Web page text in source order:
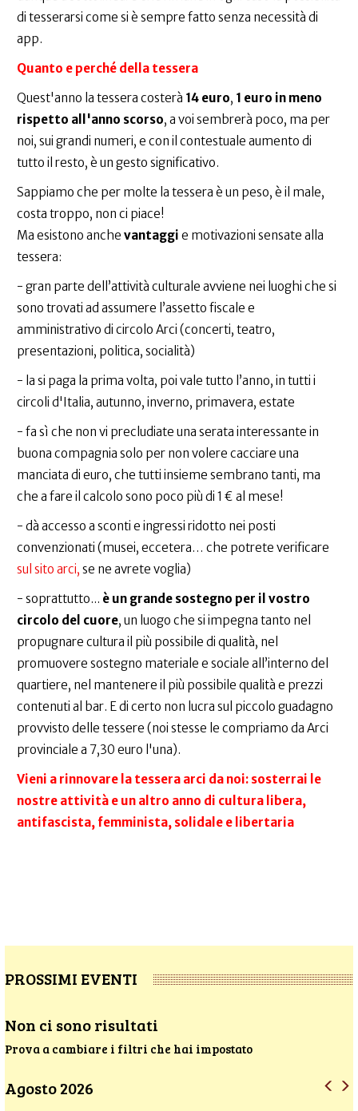
di tesserarsi come si è sempre fatto senza necessità di
app.
Quanto e perché della tessera
Quest'anno la tessera costerà 14 euro, 1 euro in meno
rispetto all'anno scorso, a voi sembrerà poco, ma per
noi, sui grandi numeri, e con il contestuale aumento di
tutto il resto, è un gesto significativo.
Sappiamo che per molte la tessera è un peso, è il male,
costa troppo, non ci piace!
Ma esistono anche vantaggi e motivazioni sensate alla
tessera:
- gran parte dell’attività culturale avviene nei luoghi che si
sono trovati ad assumere l’assetto fiscale e
amministrativo di circolo Arci (concerti, teatro,
presentazioni, politica, socialità)
- la si paga la prima volta, poi vale tutto l’anno, in tutti i
circoli d'Italia, autunno, inverno, primavera, estate
- fa sì che non vi precludiate una serata interessante in
buona compagnia solo per non volere cacciare una
manciata di euro, che tutti insieme sembrano tanti, ma
che a fare il calcolo sono poco più di 1 € al mese!
- dà accesso a sconti e ingressi ridotto nei posti
convenzionati (musei, eccetera… che potrete verificare
sul sito arci, se ne avrete voglia)
- soprattutto... è un grande sostegno per il vostro
circolo del cuore, un luogo che si impegna tanto nel
propugnare cultura il più possibile di qualità, nel
promuovere sostegno materiale e sociale all’interno del
quartiere, nel mantenere il più possibile qualità e prezzi
contenuti al bar. E di certo non lucra sul piccolo guadagno
provvisto delle tessere (noi stesse le compriamo da Arci
provinciale a 7,30 euro l'una).
Vieni a rinnovare la tessera arci da noi: sosterrai le
nostre attività e un altro anno di cultura libera,
antifascista, femminista, solidale e libertaria
PROSSIMI EVENTI
Non ci sono risultati
Prova a cambiare i filtri che hai impostato
Agosto 2026